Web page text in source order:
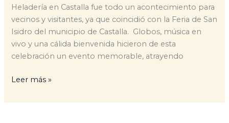
Heladería en Castalla fue todo un acontecimiento para
vecinos y visitantes, ya que coincidió con la Feria de San
Isidro del municipio de Castalla. Globos, música en
vivo y una cálida bienvenida hicieron de esta
celebración un evento memorable, atrayendo
Leer más »